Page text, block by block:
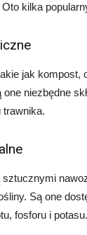
kilka
jak kompost,
niezbędne
trawnika.
Są one
fosforu i potasu.